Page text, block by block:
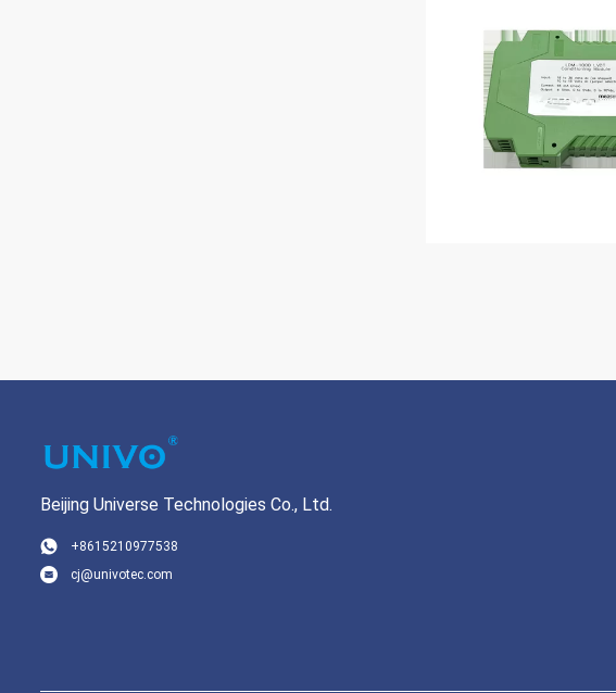
Beijing Universe Technologies Co., Ltd.
+8615210977538
cj@univotec.com